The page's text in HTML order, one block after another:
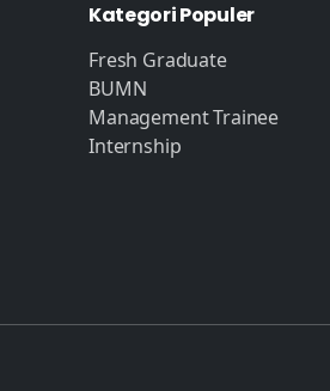
Kategori Populer
Fresh Graduate
BUMN
Management Trainee
Internship